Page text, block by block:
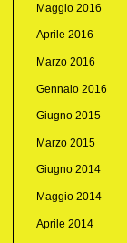
Maggio 2016
Aprile 2016
Marzo 2016
Gennaio 2016
Giugno 2015
Marzo 2015
Giugno 2014
Maggio 2014
Aprile 2014